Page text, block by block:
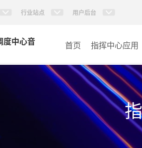
行业站点 用户后台
度中心音
首页 指挥中心应用